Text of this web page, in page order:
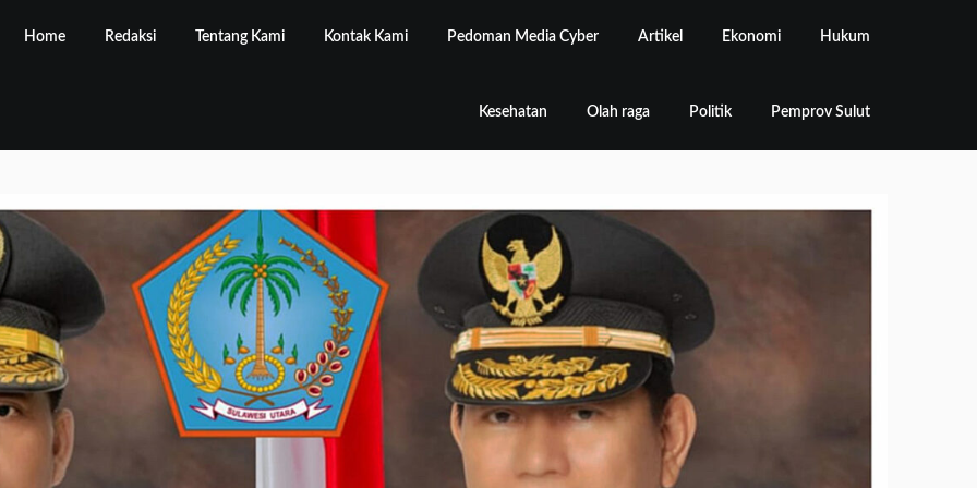
Home Redaksi Tentang Kami Kontak Kami Pedoman Media Cyber Artikel Ekonomi Hukum
Kesehatan Olah raga Politik Pemprov Sulut